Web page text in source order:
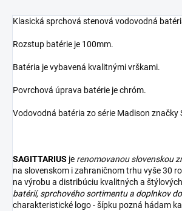
Klasická sprchová stenová vodovodná
Rozstup batérie je 100mm.
Batéria je vybavená kvalitnými vrškami.
Povrchová úprava batérie je chróm.
Vodovodná batéria zo série Madison značky
SAGITTARIUS je renomovanou slovenskou
na slovenskom i zahraničnom trhu vyše 30
na výrobu a distribúciu kvalitných a štýlových
batérií,sprchového sortimentua doplnkov
charakteristické logo - šípku pozná hádam